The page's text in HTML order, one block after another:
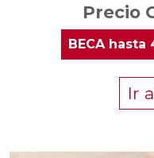
Precio
BECAhasta
Ir